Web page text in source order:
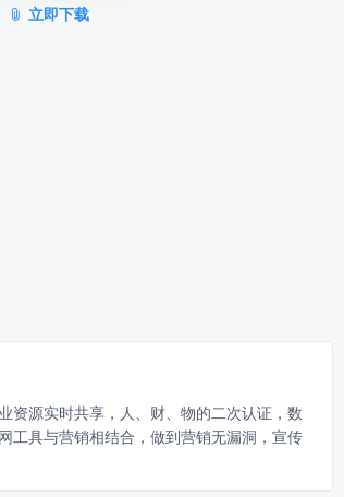
立即下载
资源实时共享，人、财、物的二次认证，数
工具与营销相结合，做到营销无漏洞，宣传